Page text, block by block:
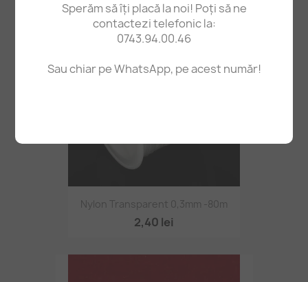
Sperăm să îți placă la noi! Poți să ne
contactezi telefonic la:
0743.94.00.46
Sau chiar pe WhatsApp, pe acest număr!
Nylon Transparent 0,3mm -80m
2,40 lei